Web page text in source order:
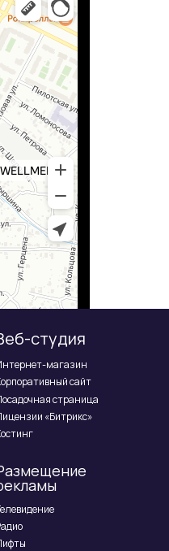
студия
магазин
сайт
страница
«Битрикс»